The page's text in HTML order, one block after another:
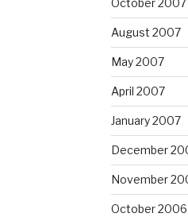
August 2007
May 2007
April 2007
January 2007
December
November
October 2006